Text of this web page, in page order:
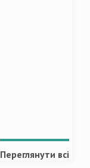
Переглянути всі